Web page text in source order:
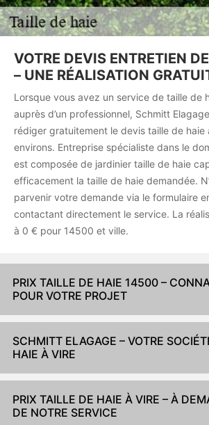
VOTRE DEVIS ENTRETIEN
– UNE RÉALISATION
Lorsque vous avez un service de taille de
auprès d’un professionnel, Schmitt
rédiger gratuitement le devis taille de haie
environs. Entreprise spécialiste dans le
est composée de jardinier taille de haie
efficacement la taille de haie demandée.
parvenir votre demande via le formulaire
contactant directement le service. La
à 0 € pour 14500 et ville.
PRIX TAILLE DE HAIE 14500 –
POUR VOTRE PROJET
SCHMITT ELAGAGE – VOTRE
HAIE À VIRE
PRIX TAILLE DE HAIE À VIRE – À
DE NOTRE SERVICE